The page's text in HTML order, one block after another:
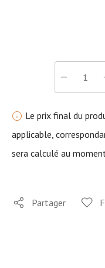
Le prix final du
applicable,
sera calculé au
Partager